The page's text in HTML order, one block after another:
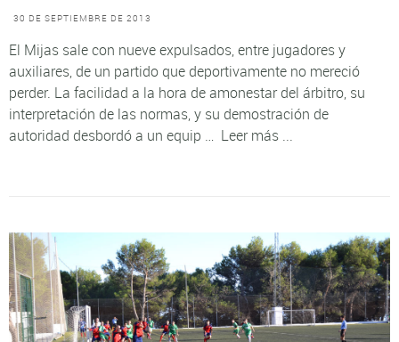
30 DE SEPTIEMBRE DE 2013
El Mijas sale con nueve expulsados, entre jugadores y
auxiliares, de un partido que deportivamente no mereció
perder. La facilidad a la hora de amonestar del árbitro, su
interpretación de las normas, y su demostración de
autoridad desbordó a un equip … Leer más ...